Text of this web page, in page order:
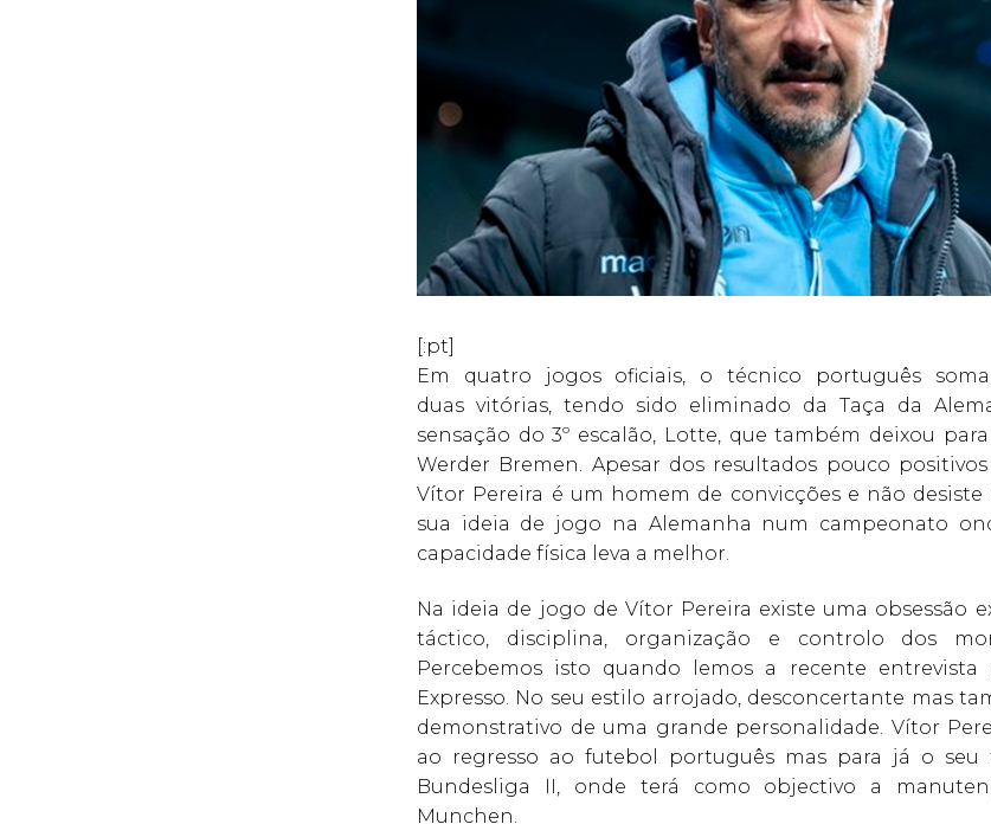
[:pt]
Em quatro jogos oficiais, o técnico português
duas vitórias, tendo sido eliminado da Taça da
sensação do 3º escalão, Lotte, que também deixou
Werder Bremen. Apesar dos resultados pouco
Vítor Pereira é um homem de convicções e não
sua ideia de jogo na Alemanha num campeonato
capacidade física leva a melhor.
Na ideia de jogo de Vítor Pereira existe uma obsessão
táctico, disciplina, organização e controlo dos
Percebemos isto quando lemos a recente entrevista
Expresso. No seu estilo arrojado, desconcertante mas
demonstrativo de uma grande personalidade. Vítor
ao regresso ao futebol português mas para já o seu
Bundesliga II, onde terá como objectivo a
Munchen.